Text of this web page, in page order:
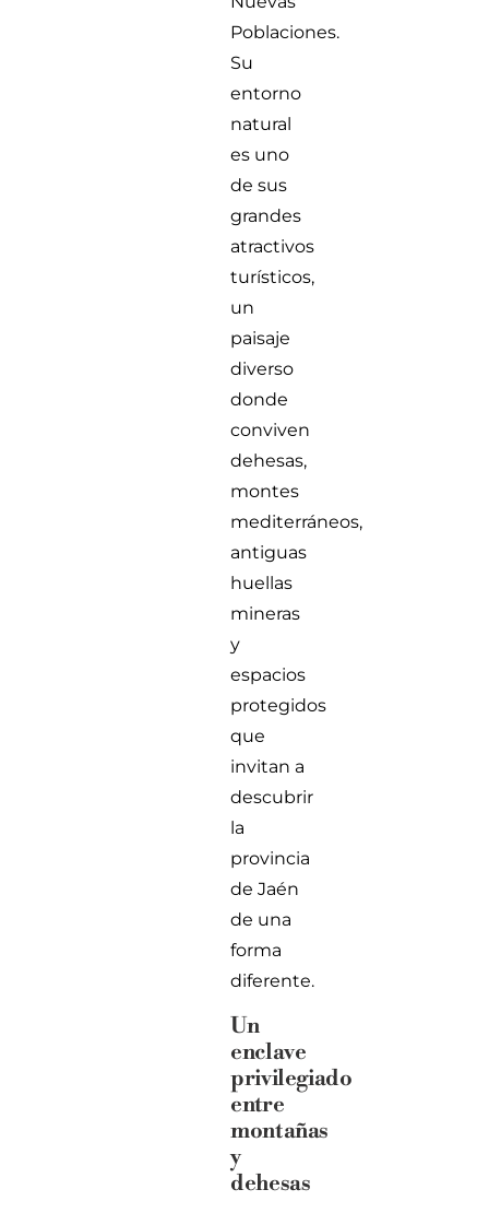
Poblaciones.
Su
entorno
natural
es uno
de sus
grandes
atractivos
turísticos,
un
paisaje
diverso
donde
conviven
dehesas,
montes
mediterráneos,
antiguas
huellas
mineras
y
espacios
protegidos
que
invitan a
descubrir
la
provincia
de Jaén
de una
forma
diferente.
Un
enclave
privilegiado
entre
montañas
y
dehesas